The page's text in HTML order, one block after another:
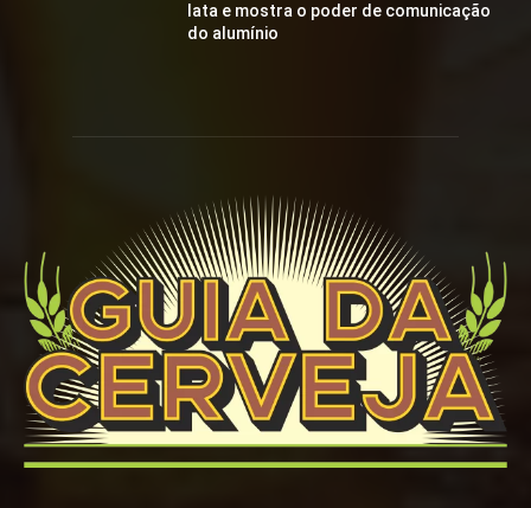
lata e mostra o poder de comunicação
do alumínio